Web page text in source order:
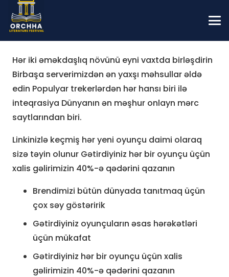
Hər iki əməkdaşlıq növünü eyni vaxtda birləşdirin
Birbaşa serverimizdən ən yaxşı məhsullar əldə
edin Populyar trekerlərdən hər hansı biri ilə
inteqrasiya Dünyanın ən məşhur onlayn mərc
saytlarından biri.
Linkinizlə keçmiş hər yeni oyunçu daimi olaraq
sizə təyin olunur Gətirdiyiniz hər bir oyunçu üçün
xalis gəlirimizin 40%-ə qədərini qazanın
Brendimizi bütün dünyada tanıtmaq üçün
çox səy göstəririk
Gətirdiyiniz oyunçuların əsas hərəkətləri
üçün mükafat
Gətirdiyiniz hər bir oyunçu üçün xalis
gəlirimizin 40%-ə qədərini qazanın